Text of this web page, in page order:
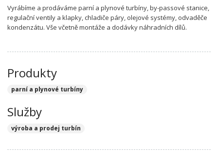
Vyrábíme a prodáváme parní a plynové turbíny, by-passové stanice,
regulační ventily a klapky, chladiče páry, olejové systémy, odvaděče
kondenzátu. Vše včetně montáže a dodávky náhradních dílů.
Produkty
parní a plynové turbíny
Služby
výroba a prodej turbín